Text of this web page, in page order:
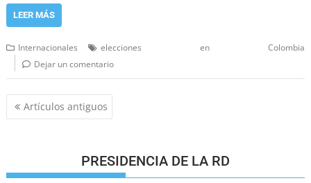
LEER MÁS
Internacionales
elecciones en Colombia
Dejar un comentario
Artículos antiguos
PRESIDENCIA DE LA RD